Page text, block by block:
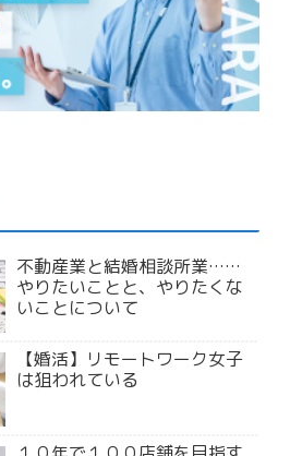
不動産業と結婚相談所業……
やりたいことと、やりたくな
いことについて
【婚活】リモートワーク女子
は狙われている